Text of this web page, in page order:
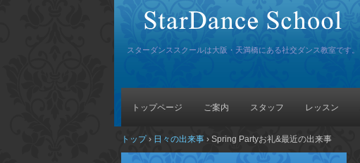
スターダンススクールは大阪・天満橋にある社交ダンス教室です。
トップページ ご案内 スタッフ レッスン
トップ › 日々の出来事 › Spring Partyお礼&最近の出来事